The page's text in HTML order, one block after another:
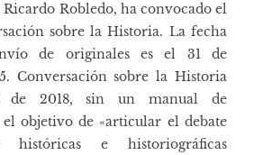
Robledo, ha convocado el
sobre la Historia. La fecha
de originales es el 31 de
Conversación sobre la Historia
de 2018, sin un manual de
objetivo de «articular el debate
históricas e historiográficas